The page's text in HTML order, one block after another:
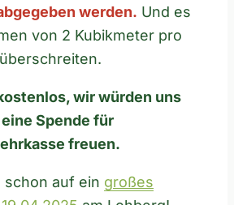
werden. Und es
von 2 Kubikmeter pro
wir würden uns
Spende für
freuen.
auf ein großes